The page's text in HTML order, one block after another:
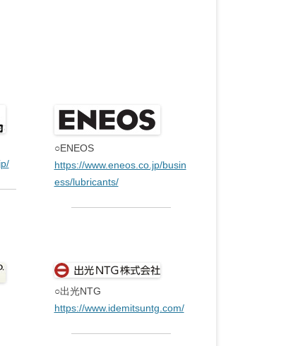
○ENEOS
https://www.eneos.co.jp/busin
ess/lubricants/
○出光NTG
https://www.idemitsuntg.com/